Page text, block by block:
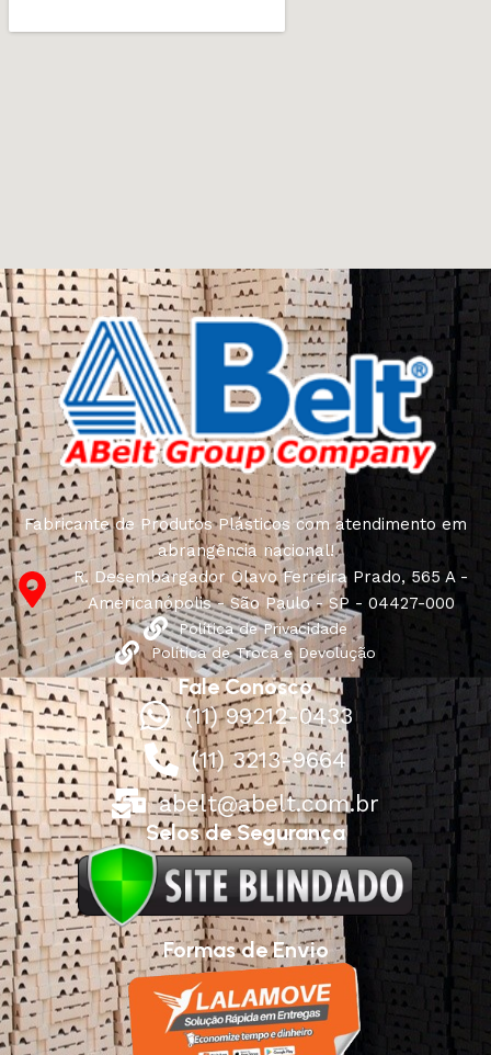
Fabricante de Produtos Plásticos com atendimento em
abrangência nacional!
R. Desembargador Olavo Ferreira Prado, 565 A -
Americanópolis - São Paulo - SP - 04427-000
Política de Privacidade
Política de Troca e Devolução
Fale Conosco
(11) 99212-0433
(11) 3213-9664
abelt@abelt.com.br
Selos de Segurança
Formas de Envio